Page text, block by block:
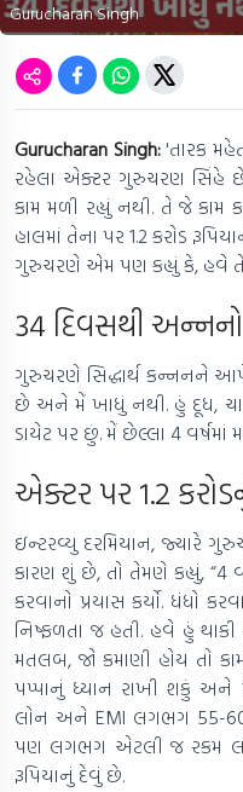
Gurucharan Singh
Gurucharan Singh:'તારક
રહેલા એક્ટર ગુરુચરણ સિંહે
કામ મળી રહ્યું નથી. તે જે કામ
હાલમાં તેના પર 1.2 કરોડ
ગુરુચરણે એમ પણ કહ્યું કે, હવે તે
34 દિવસથી
ગુરુચરણે સિદ્ધાર્થ કન્નનને
છે અને મેં ખાધું નથી. હું દૂધ, ચા
ડાયેટ પર છું. મેં છેલ્લા 4 વર્ષમાં
એક્ટર પર 1.2
ઇન્ટરવ્યુ દરમિયાન, જ્યારે
કારણ શું છે, તો તેમણે કહ્યું, “4
કરવાનો પ્રયાસ કર્યો. ધંધો
નિષ્ફળતા જ હતી. હવે હું
મતલબ, જો કમાણી હોય તો
પપ્પાનું ધ્યાન રાખી શકું અને
લોન અને EMI લગભગ 55-60
પણ લગભગ એટલી જ રકમ
રૂપિયાનું દેવું છે.